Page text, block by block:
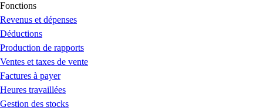
Fonctions
Revenus et dépenses
Déductions
Production de rapports
Ventes et taxes de vente
Factures à payer
Heures travaillées
Gestion des stocks